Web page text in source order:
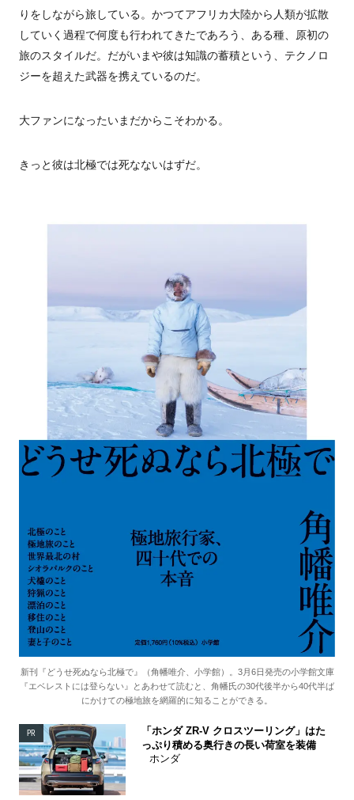
りをしながら旅している。かつてアフリカ大陸から人類が拡散
していく過程で何度も行われてきたであろう、ある種、原初の
旅のスタイルだ。だがいまや彼は知識の蓄積という、テクノロ
ジーを超えた武器を携えているのだ。
大ファンになったいまだからこそわかる。
きっと彼は北極では死なないはずだ。
新刊『どうせ死ぬなら北極で』（角幡唯介、小学館）。3月6日発売の小学館文庫
『エベレストには登らない』とあわせて読むと、角幡氏の30代後半から40代半ば
にかけての極地旅を網羅的に知ることができる。
PR
「ホンダ ZR-V クロスツーリング」はた
っぷり積める奥行きの長い荷室を装備
ホンダ